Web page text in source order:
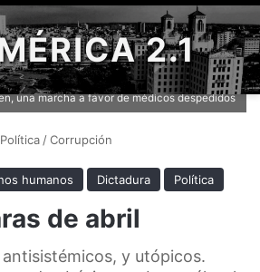
2.1
ha despedido a funcionarios que han apoyado
una marcha a favor de médicos despedidos
/Corrupción
humanos Dictadura Política
de abril
y utópicos.